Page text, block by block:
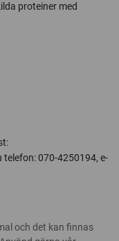
proteiner med
telefon: 070-4250194, e-
och det kan finnas